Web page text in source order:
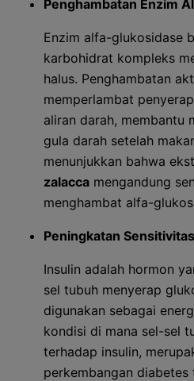
Penghambatan Enzim
Enzim alfa-glukosidase
karbohidrat kompleks
halus. Penghambatan
memperlambat
aliran darah, membantu
gula darah setelah
menunjukkan bahwa
zalacca mengandung
menghambat alfa-
Peningkatan
Insulin adalah hormon
sel tubuh menyerap
digunakan sebagai
kondisi di mana sel-sel
terhadap insulin,
perkembangan diabetes